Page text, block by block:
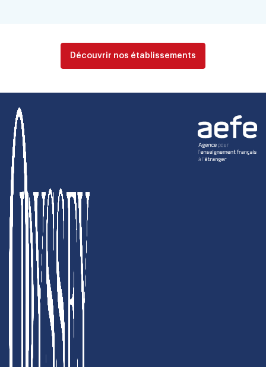
Découvrir nos établissements